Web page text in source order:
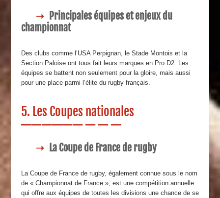
Principales équipes et enjeux du
championnat
Des clubs comme l’USA Perpignan, le Stade Montois et la
Section Paloise ont tous fait leurs marques en Pro D2. Les
équipes se battent non seulement pour la gloire, mais aussi
pour une place parmi l’élite du rugby français.
5. Les Coupes nationales
La Coupe de France de rugby
La Coupe de France de rugby, également connue sous le nom
de « Championnat de France », est une compétition annuelle
qui offre aux équipes de toutes les divisions une chance de se